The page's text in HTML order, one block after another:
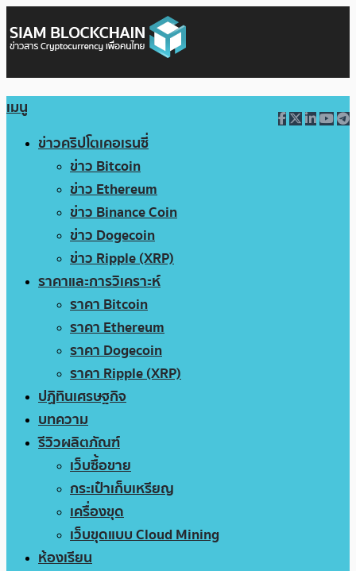
เมนู
ข่าวคริปโตเคอเรนซี่
ข่าว Bitcoin
ข่าว Ethereum
ข่าว Binance Coin
ข่าว Dogecoin
ข่าว Ripple (XRP)
ราคาและการวิเคราะห์
ราคา Bitcoin
ราคา Ethereum
ราคา Dogecoin
ราคา Ripple (XRP)
ปฏิทินเศรษฐกิจ
บทความ
รีวิวผลิตภัณฑ์
เว็บซื้อขาย
กระเป๋าเก็บเหรียญ
เครื่องขุด
เว็บขุดแบบ Cloud Mining
ห้องเรียน